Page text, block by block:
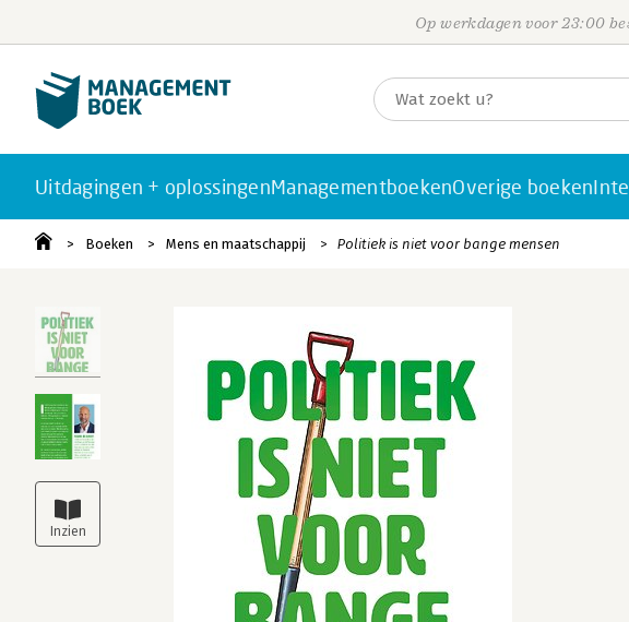
Op werkdagen voor 23:00
Uitdagingen + oplossingenManagementboekenOverige boeken
Boeken Mens en maatschappij Politiek is niet voor bange mensen